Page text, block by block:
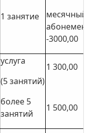
1 занятие
месячный
абонемент
-3000,00
услуга
(5 занятий)
более 5
занятий
1 300,00
1 500,00